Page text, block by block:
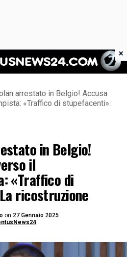
News 24
arrestato in Belgio! Accusa
«Traffico di stupefacenti».
in Belgio!
il
«Traffico di
ricostruzione
on 27 Gennaio 2025
×